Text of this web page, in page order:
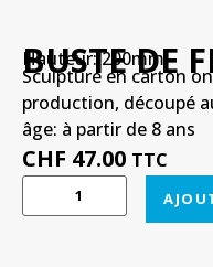
BUSTE DE
Hauteur: 200mm
Sculpture en carton
production, découpé
âge: à partir de 8 ans
CHF 47.00 TTC